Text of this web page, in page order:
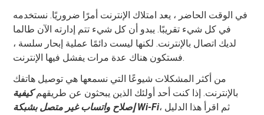
في الوقت الحاضر ، يعد امتلاك الإنترنت أمرًا ضروريًا. نستخدمه
في كل شيء تقريبًا. يبدو أن كل شيء تتم إدارته الآن طالما
لديك اتصال بالإنترنت. لكنها ليست دائمًا عملية إبحار سلسة ،
فستكون هناك عدة مرات يفشل فيها الإنترنت.
من أكثر المشكلات شيوعًا التي نسمعها هي توصيل هاتفك
بالإنترنت. إذا كنت أحد أولئك الذين يبحثون عن طريقهمكيفية
إصلاح واتساب غير متصل بشبكة Wi-Fi، ثم اقرأ هذا الدليل